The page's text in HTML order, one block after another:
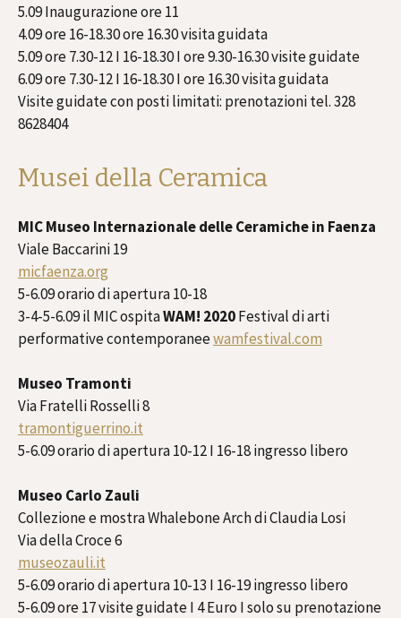
5.09 Inaugurazione ore 11
4.09 ore 16-18.30 ore 16.30 visita guidata
5.09 ore 7.30-12 I 16-18.30 I ore 9.30-16.30 visite guidate
6.09 ore 7.30-12 I 16-18.30 I ore 16.30 visita guidata
Visite guidate con posti limitati: prenotazioni tel. 328
8628404
Musei della Ceramica
MIC Museo Internazionale delle Ceramiche in Faenza
Viale Baccarini 19
micfaenza.org
5-6.09 orario di apertura 10-18
3-4-5-6.09 il MIC ospitaWAM! 2020Festival di arti
performative contemporaneewamfestival.com
Museo Tramonti
Via Fratelli Rosselli 8
tramontiguerrino.it
5-6.09 orario di apertura 10-12 I 16-18 ingresso libero
Museo Carlo Zauli
Collezione e mostra Whalebone Arch di Claudia Losi
Via della Croce 6
museozauli.it
5-6.09 orario di apertura 10-13 I 16-19 ingresso libero
5-6.09 ore 17 visite guidate I 4 Euro I solo su prenotazione